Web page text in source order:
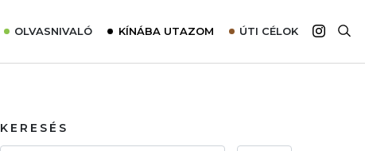
OLVASNIVALÓ KÍNÁBA UTAZOM ÚTI CÉLOK
KERESÉS